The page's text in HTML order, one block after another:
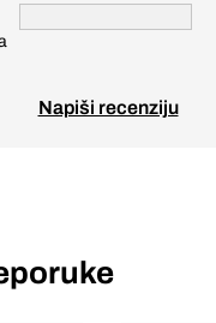
Napiši recenziju